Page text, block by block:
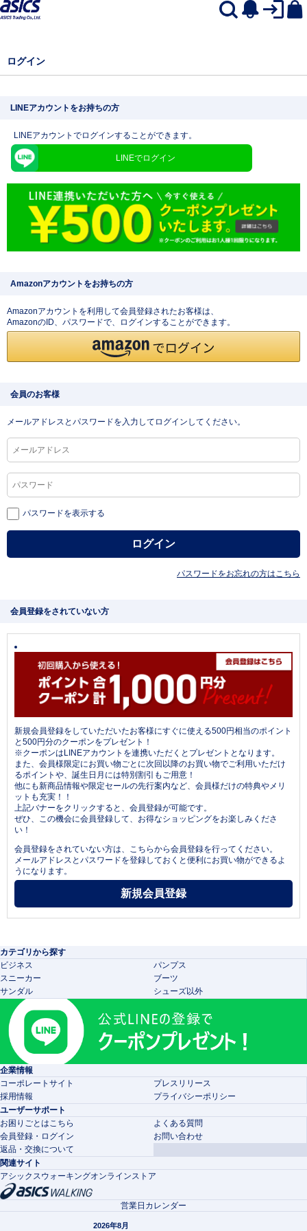
ログイン
LINEアカウントをお持ちの方
LINEアカウントでログインすることができます。
LINEでログイン
Amazonアカウントをお持ちの方
Amazonアカウントを利用して会員登録されたお客様は、
AmazonのID、パスワードで、ログインすることができます。
会員のお客様
メールアドレスとパスワードを入力してログインしてください。
パスワードを表示する
パスワードをお忘れの方はこちら
会員登録をされていない方
新規会員登録をしていただいたお客様にすぐに使える500円相当のポイント
と500円分のクーポンをプレゼント！
※クーポンはLINEアカウントを連携いただくとプレゼントとなります。
また、会員様限定にお買い物ごとに次回以降のお買い物でご利用いただけ
るポイントや、誕生日月には特別割引もご用意！
他にも新商品情報や限定セールの先行案内など、会員様だけの特典やメリ
ットも充実！！
上記バナーをクリックすると、会員登録が可能です。
ぜひ、この機会に会員登録して、お得なショッピングをお楽しみくださ
い！
会員登録をされていない方は、こちらから会員登録を行ってください。
メールアドレスとパスワードを登録しておくと便利にお買い物ができるよ
うになります。
カテゴリから探す
ビジネス
パンプス
スニーカー
ブーツ
サンダル
シューズ以外
企業情報
コーポレートサイト
プレスリリース
採用情報
プライバシーポリシー
ユーザーサポート
お困りごとはこちら
よくある質問
会員登録・ログイン
お問い合わせ
返品・交換について
関連サイト
アシックスウォーキングオンラインストア
営業日カレンダー
2026年8月